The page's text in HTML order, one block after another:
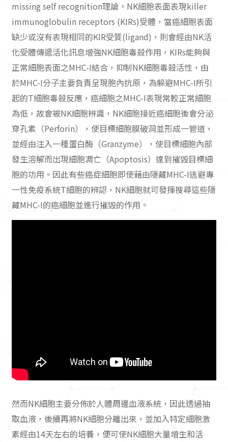
missing self recognition理論。NK細胞表面表現killer
immunoglobulin receptors (KIRs)受體，當癌細胞表面
缺少或沒有表現相同的KIR受質(ligand)，則會經由NK活
化受體傳遞活化訊息增強NK細胞毒殺作用，KIRs能夠與
正常細胞表面之MHC-I結合，抑制NK細胞毒殺活性，由
於MHC-I分子主要負責呈現胞內抗原，為躲避MHC-I所引
起的T細胞毒殺反應，癌細胞之MHC-I表現常較正常細胞
為低，故會被NK細胞辨識，NK細胞接近癌細胞後會分泌
穿孔素（Perforin），使目標細胞膜破洞並形成一管道，
並經由注入一種蛋白酶（Granzyme），使目標細胞內部
發生溶解而出現細胞凋亡（Apoptosis）達到摧毀目標細
胞的功用。因此有些癌症細胞即使藉由隱藏MHC-I逃避專
一性免疫系統T細胞的辨認，NK細胞就可發揮搜尋這些隱
藏MHC-I的癌細胞並進行摧毀的作用。
然而NK細胞主要分佈於人體周邊血液系統，因此透過抽
取血液，後續再將NK細胞分離出來，並加入特定細胞激
素經由14天左右的培養，便可使NK細胞大量增生和活